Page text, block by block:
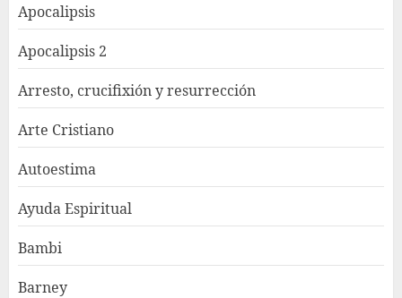
Apocalipsis
Apocalipsis 2
Arresto, crucifixión y resurrección
Arte Cristiano
Autoestima
Ayuda Espiritual
Bambi
Barney